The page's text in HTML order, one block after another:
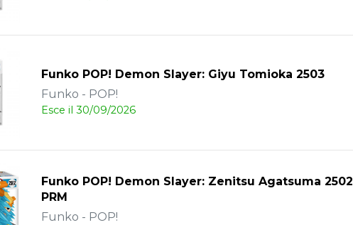
Funko POP! Demon Slayer: Giyu Tomioka 2503
Funko - POP!
Esce il 30/09/2026
Funko POP! Demon Slayer: Zenitsu Agatsuma 2502
PRM
Funko - POP!